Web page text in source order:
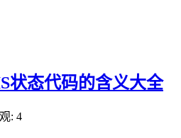
状态代码的含义大全
: 4